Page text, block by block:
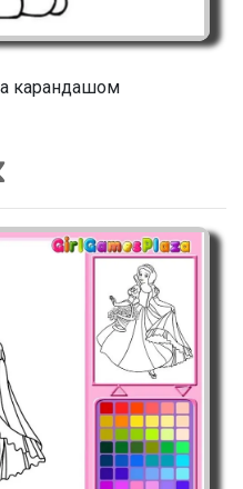
карандашом